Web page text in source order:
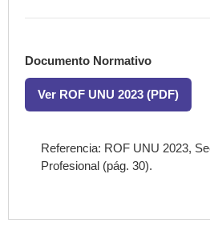
Documento Normativo
Ver ROF UNU 2023 (PDF)
Referencia: ROF UNU 2023,
Profesional (pág. 30).